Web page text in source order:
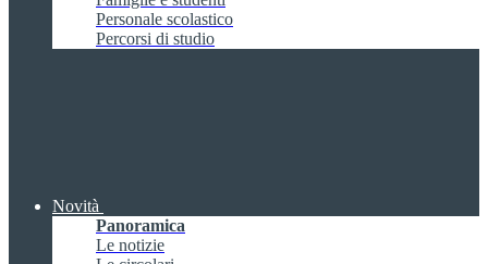
Personale scolastico
Percorsi di studio
Novità
Panoramica
Le notizie